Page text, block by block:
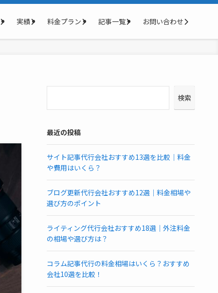
実績 料金プラン 記事一覧 お問い合わせ
検索
最近の投稿
サイト記事代行会社おすすめ13選を比較｜料金
や費用はいくら？
ブログ更新代行会社おすすめ12選｜料金相場や
選び方のポイント
ライティング代行会社おすすめ18選｜外注料金
の相場や選び方は？
コラム記事代行の料金相場はいくら？おすすめ
会社10選を比較！